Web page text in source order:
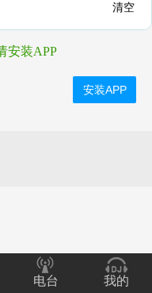
电台 我的
清空
安装APP
安装APP